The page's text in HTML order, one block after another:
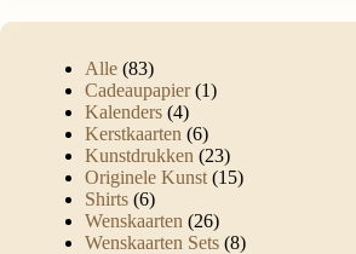
Alle 83
Cadeaupapier 1
Kalenders 4
Kerstkaarten 6
Kunstdrukken
23
Originele Kunst 15
Shirts 6
Wenskaarten
26
Wenskaarten Sets 8